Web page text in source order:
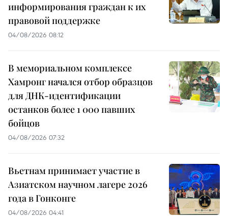
информирования граждан к их
правовой поддержке
04/08/2026 08:12
В мемориальном комплексе
Хамронг начался отбор образцов
для ДНК-идентификации
останков более 1 000 павших
бойцов
04/08/2026 07:32
Вьетнам принимает участие в
Азиатском научном лагере 2026
года в Гонконге
04/08/2026 04:41